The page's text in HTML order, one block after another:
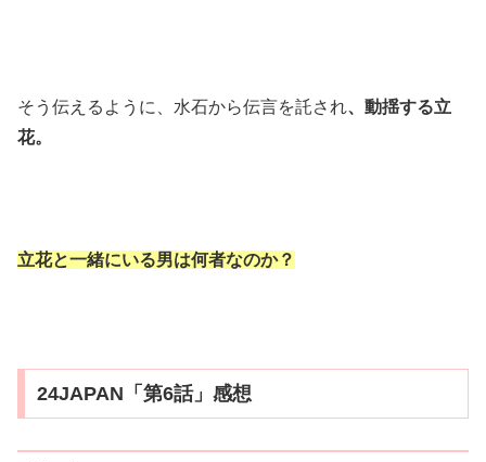
そう伝えるように、水石から伝言を託され、動揺する立
花。
立花と一緒にいる男は何者なのか？
24JAPAN「第6話」感想